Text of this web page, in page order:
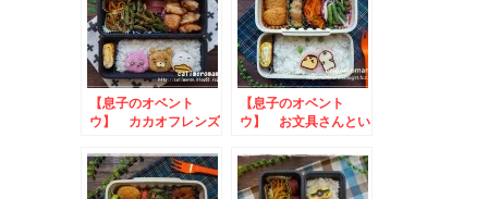
【息子のオベント
ウ】 カカオフレンズ
【息子のオベント
ウ】 お文具さんとい
お弁当